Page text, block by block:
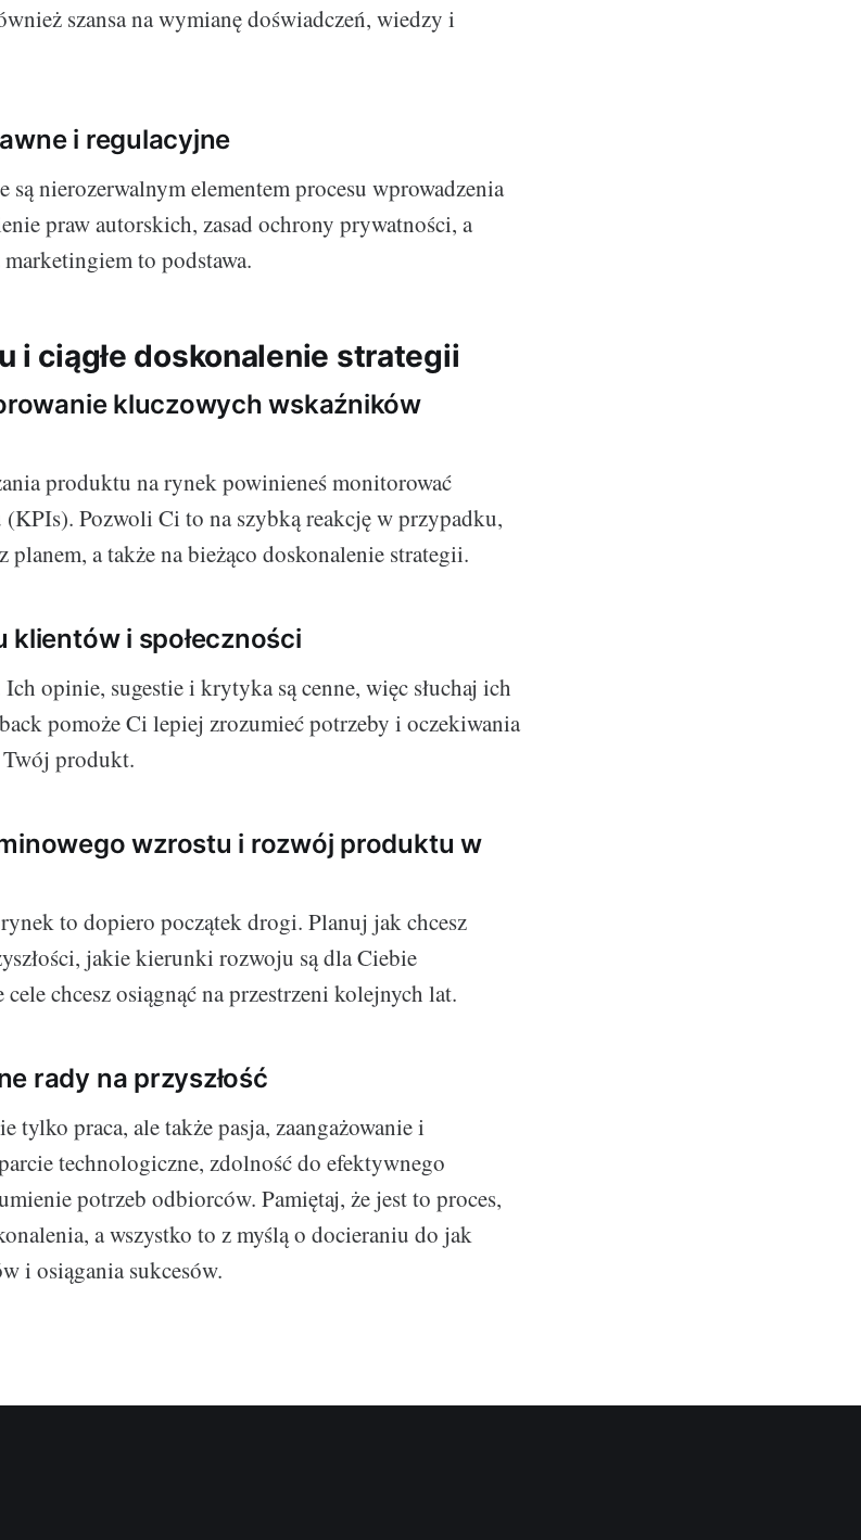
szansa na wymianę doświadczeń, wiedzy i
i regulacyjne
nierozerwalnym elementem procesu wprowadzenia
praw autorskich, zasad ochrony prywatności, a
to podstawa.
i ciągłe doskonalenie strategii
kluczowych wskaźników
produktu na rynek powinieneś monitorować
Pozwoli Ci to na szybką reakcję w przypadku,
a także na bieżąco doskonalenie strategii.
klientów i społeczności
opinie, sugestie i krytyka są cenne, więc słuchaj ich
pomoże Ci lepiej zrozumieć potrzeby i oczekiwania
produkt.
wzrostu i rozwój produktu w
to dopiero początek drogi. Planuj jak chcesz
jakie kierunki rozwoju są dla Ciebie
chcesz osiągnąć na przestrzeni kolejnych lat.
rady na przyszłość
tylko praca, ale także pasja, zaangażowanie i
technologiczne, zdolność do efektywnego
potrzeb odbiorców. Pamiętaj, że jest to proces,
a wszystko to z myślą o docieraniu do jak
i osiągania sukcesów.